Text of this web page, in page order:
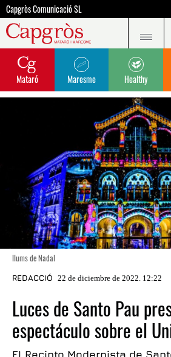
Capgròs Comunicació SL
Mataró Maresme Healthy
llums de Nadal
REDACCIÓ 22 de diciembre de 2022. 12:22
Luces de Santo Pau
espectáculo sobre el